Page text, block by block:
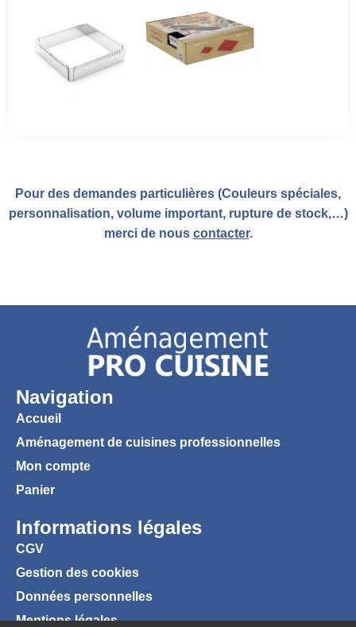
Pour des demandes particulières (Couleurs spéciales,
personnalisation, volume important, rupture de stock,…)
merci de nous contacter.
Navigation
Accueil
Aménagement de cuisines professionnelles
Mon compte
Panier
Informations légales
CGV
Gestion des cookies
Données personnelles
Mentions légales